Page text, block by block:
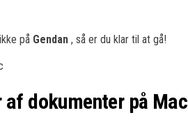
på Gendan , så er du klar til at gå!
dokumenter på Mac